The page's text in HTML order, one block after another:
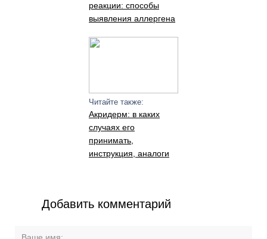
реакции: способы
выявления аллергена
Читайте также:
Акридерм: в каких
случаях его
принимать,
инструкция, аналоги
Добавить комментарий